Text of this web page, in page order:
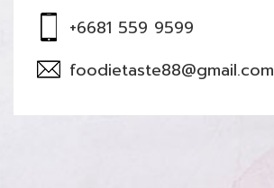
+6681 559 9599
foodietaste88@gmail.com